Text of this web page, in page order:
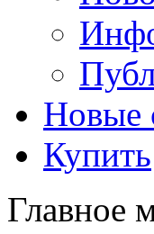
Новые
Купить
Главное